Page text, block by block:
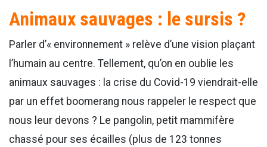
Animaux sauvages : le sursis ?
Parler d’« environnement » relève d’une vision plaçant
l’humain au centre. Tellement, qu’on en oublie les
animaux sauvages : la crise du Covid-19 viendrait-elle
par un effet boomerang nous rappeler le respect que
nous leur devons ? Le pangolin, petit mammifère
chassé pour ses écailles (plus de 123 tonnes